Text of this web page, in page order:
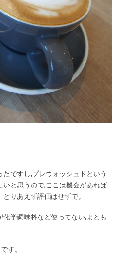
ですし,プレウォッシュドという
いと思うので,ここは機会があれば
りあえず評価はせずで。
学調味料など使ってない,まとも
す。